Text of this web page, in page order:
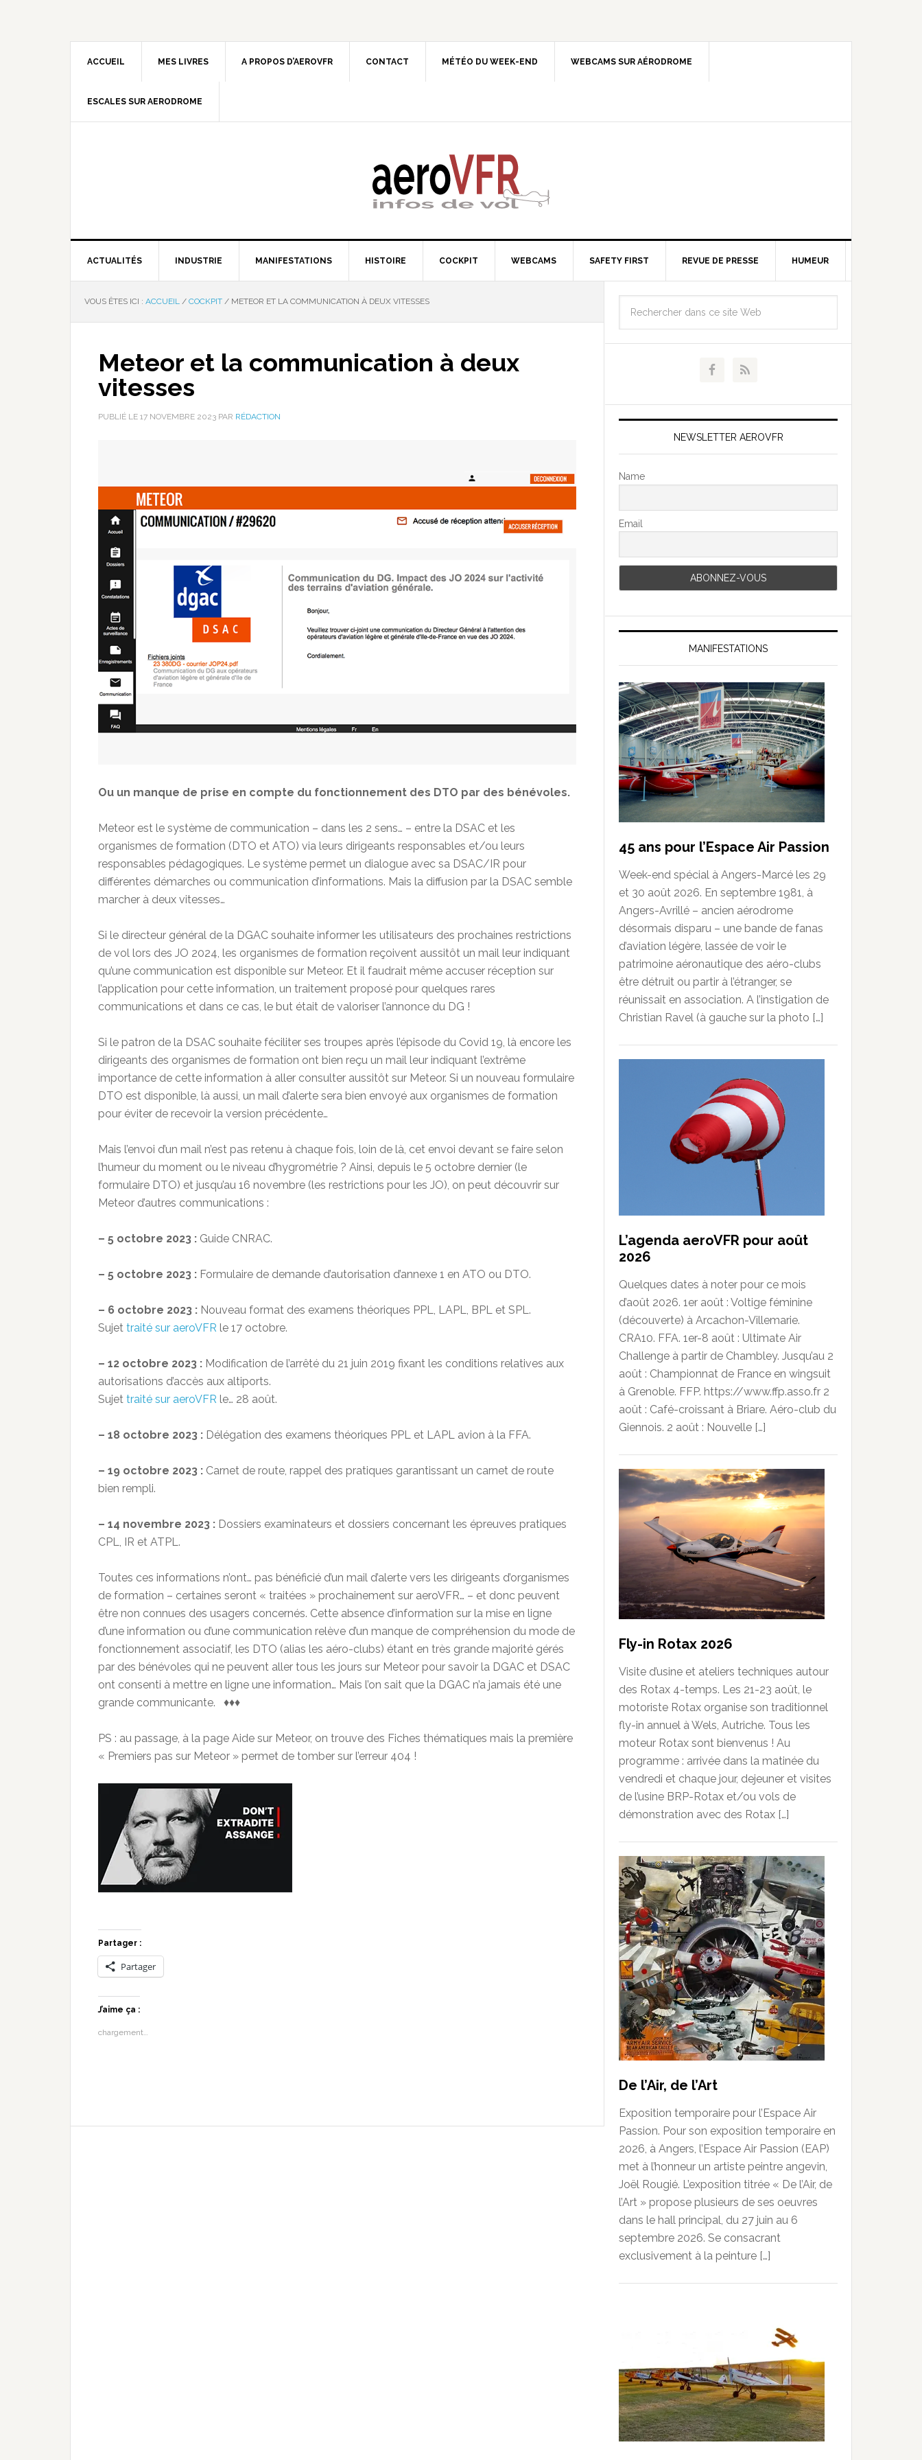
ACCUEIL MES LIVRES A PROPOS D’AEROVFR CONTACT MÉTÉO DU WEEK-END WEBCAMS SUR AÉRODROME
ESCALES SUR AERODROME
ACTUALITÉS INDUSTRIE MANIFESTATIONS HISTOIRE COCKPIT WEBCAMS SAFETY FIRST REVUE DE PRESSE HUMEUR
VOUS ÊTES ICI : ACCUEIL / COCKPIT / METEOR ET LA COMMUNICATION À DEUX VITESSES
Meteor et la communication à deux
vitesses
PUBLIÉ LE 17 NOVEMBRE 2023 PAR RÉDACTION
Ou un manque de prise en compte du fonctionnement des DTO par des bénévoles.
Meteor est le système de communication – dans les 2 sens… – entre la DSAC et les
organismes de formation (DTO et ATO) via leurs dirigeants responsables et/ou leurs
responsables pédagogiques. Le système permet un dialogue avec sa DSAC/IR pour
différentes démarches ou communication d’informations. Mais la diffusion par la DSAC semble
marcher à deux vitesses…
Si le directeur général de la DGAC souhaite informer les utilisateurs des prochaines restrictions
de vol lors des JO 2024, les organismes de formation reçoivent aussitôt un mail leur indiquant
qu’une communication est disponible sur Meteor. Et il faudrait même accuser réception sur
l’application pour cette information, un traitement proposé pour quelques rares
communications et dans ce cas, le but était de valoriser l’annonce du DG !
Si le patron de la DSAC souhaite féciliter ses troupes après l’épisode du Covid 19, là encore les
dirigeants des organismes de formation ont bien reçu un mail leur indiquant l’extrême
importance de cette information à aller consulter aussitôt sur Meteor. Si un nouveau formulaire
DTO est disponible, là aussi, un mail d’alerte sera bien envoyé aux organismes de formation
pour éviter de recevoir la version précédente…
Mais l’envoi d’un mail n’est pas retenu à chaque fois, loin de là, cet envoi devant se faire selon
l’humeur du moment ou le niveau d’hygrométrie ? Ainsi, depuis le 5 octobre dernier (le
formulaire DTO) et jusqu’au 16 novembre (les restrictions pour les JO), on peut découvrir sur
Meteor d’autres communications :
– 5 octobre 2023 : Guide CNRAC.
– 5 octobre 2023 : Formulaire de demande d’autorisation d’annexe 1 en ATO ou DTO.
– 6 octobre 2023 : Nouveau format des examens théoriques PPL, LAPL, BPL et SPL.
Sujet traité sur aeroVFR le 17 octobre.
– 12 octobre 2023 : Modification de l’arrêté du 21 juin 2019 fixant les conditions relatives aux
autorisations d’accès aux altiports.
Sujet traité sur aeroVFR le… 28 août.
– 18 octobre 2023 : Délégation des examens théoriques PPL et LAPL avion à la FFA.
– 19 octobre 2023 : Carnet de route, rappel des pratiques garantissant un carnet de route
bien rempli.
– 14 novembre 2023 : Dossiers examinateurs et dossiers concernant les épreuves pratiques
CPL, IR et ATPL.
Toutes ces informations n’ont… pas bénéficié d’un mail d’alerte vers les dirigeants d’organismes
de formation – certaines seront « traitées » prochainement sur aeroVFR… – et donc peuvent
être non connues des usagers concernés. Cette absence d’information sur la mise en ligne
d’une information ou d’une communication relève d’un manque de compréhension du mode de
fonctionnement associatif, les DTO (alias les aéro-clubs) étant en très grande majorité gérés
par des bénévoles qui ne peuvent aller tous les jours sur Meteor pour savoir la DGAC et DSAC
ont consenti à mettre en ligne une information… Mais l’on sait que la DGAC n’a jamais été une
grande communicante. ♦♦♦
PS : au passage, à la page Aide sur Meteor, on trouve des Fiches thématiques mais la première
« Premiers pas sur Meteor » permet de tomber sur l’erreur 404 !
Partager :
Partager
J’aime ça :
chargement…
NEWSLETTER AEROVFR
Name
Email
MANIFESTATIONS
45 ans pour l’Espace Air Passion
Week-end spécial à Angers-Marcé les 29
et 30 août 2026. En septembre 1981, à
Angers-Avrillé – ancien aérodrome
désormais disparu – une bande de fanas
d’aviation légère, lassée de voir le
patrimoine aéronautique des aéro-clubs
être détruit ou partir à l’étranger, se
réunissait en association. A l’instigation de
Christian Ravel (à gauche sur la photo […]
L’agenda aeroVFR pour août
2026
Quelques dates à noter pour ce mois
d’août 2026. 1er août : Voltige féminine
(découverte) à Arcachon-Villemarie.
CRA10. FFA. 1er-8 août : Ultimate Air
Challenge à partir de Chambley. Jusqu’au 2
août : Championnat de France en wingsuit
à Grenoble. FFP. https://www.ffp.asso.fr 2
août : Café-croissant à Briare. Aéro-club du
Giennois. 2 août : Nouvelle […]
Fly-in Rotax 2026
Visite d’usine et ateliers techniques autour
des Rotax 4-temps. Les 21-23 août, le
motoriste Rotax organise son traditionnel
fly-in annuel à Wels, Autriche. Tous les
moteur Rotax sont bienvenus ! Au
programme : arrivée dans la matinée du
vendredi et chaque jour, dejeuner et visites
de l’usine BRP-Rotax et/ou vols de
démonstration avec des Rotax […]
De l’Air, de l’Art
Exposition temporaire pour l’Espace Air
Passion. Pour son exposition temporaire en
2026, à Angers, l’Espace Air Passion (EAP)
met à l’honneur un artiste peintre angevin,
Joël Rougié. L’exposition titrée « De l’Air, de
l’Art » propose plusieurs de ses oeuvres
dans le hall principal, du 27 juin au 6
septembre 2026. Se consacrant
exclusivement à la peinture […]